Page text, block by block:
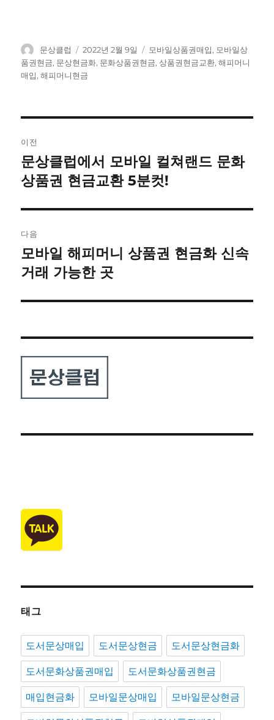
글
쓴
이
문상클럽
작
성
일
2022년 2월 9일
태
그
모바일상품권매입, 모바일상
품권현금, 문상현금화, 문화상품권현금,상품권현금교환,해피머니
매입,해피머니현금
탐
색
이전
이
전
문상클럽에서 모바일 컬쳐랜드 문화
상품권 현금교환 5분컷!
다음
다
음
모바일 해피머니 상품권 현금화 신속
거래 가능한 곳
태그
도서문상매입 도서문상현금 도서문상현금화
도서문화상품권매입 도서문화상품권현금
매입현금화 모바일문상매입 모바일문상현금